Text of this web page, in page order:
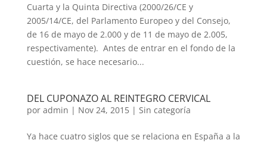
Cuarta y la Quinta Directiva (2000/26/CE y
2005/14/CE, del Parlamento Europeo y del Consejo,
de 16 de mayo de 2.000 y de 11 de mayo de 2.005,
respectivamente). Antes de entrar en el fondo de la
cuestión, se hace necesario...
DEL CUPONAZO AL REINTEGRO CERVICAL
por admin | Nov 24, 2015| Sin categoría
Ya hace cuatro siglos que se relaciona en España a la